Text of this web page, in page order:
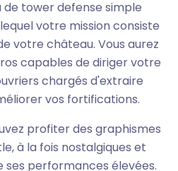
de tower defense simple
votre mission consiste
votre château. Vous aurez
capables de diriger votre
chargés d'extraire
vos fortifications.
profiter des graphismes
à la fois nostalgiques et
ses performances élevées.